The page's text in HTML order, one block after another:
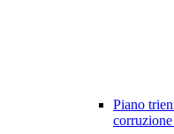
Piano
corruzione